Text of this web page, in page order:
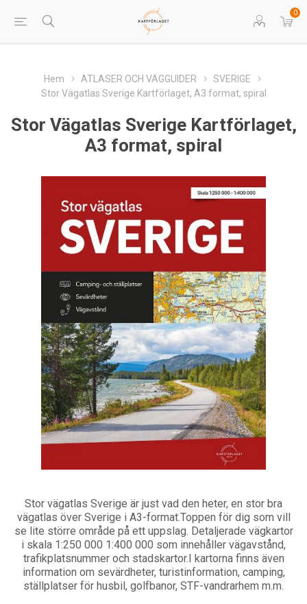
0
Hem ATLASER OCH VÄGGUIDER
SVERIGE
Stor Vägatlas Sverige Kartförlaget, A3 format, spiral
Stor Vägatlas Sverige Kartförlaget,
A3 format, spiral
Stor vägatlas Sverige är just vad den heter, en stor bra
vägatlas över Sverige i A3-format.Toppen för dig som vill
se lite större område på ett uppslag. Detaljerade vägkartor
i skala 1:250 000 1:400 000 som innehåller vägavstånd,
trafikplatsnummer och stadskartor.I kartorna finns även
information om sevärdheter, turistinformation, camping,
ställplatser för husbil, golfbanor, STF-vandrarhem m.m.